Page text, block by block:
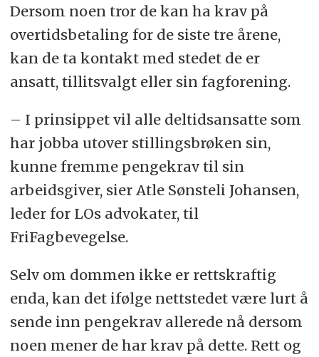
Dersom noen tror de kan ha krav på
overtidsbetaling for de siste tre årene,
kan de ta kontakt med stedet de er
ansatt, tillitsvalgt eller sin fagforening.
– I prinsippet vil alle deltidsansatte som
har jobba utover stillingsbrøken sin,
kunne fremme pengekrav til sin
arbeidsgiver, sier Atle Sønsteli Johansen,
leder for LOs advokater, til
FriFagbevegelse.
Selv om dommen ikke er rettskraftig
enda, kan det ifølge nettstedet være lurt å
sende inn pengekrav allerede nå dersom
noen mener de har krav på dette. Rett og